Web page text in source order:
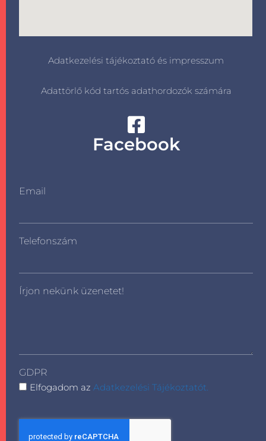
Adatkezelési tájékoztató és impresszum
Adattörlő kód tartós adathordozók számára
Facebook
Email
Telefonszám
Írjon nekünk üzenetet!
GDPR
Elfogadom azAdatkezelési Tájékoztatót.